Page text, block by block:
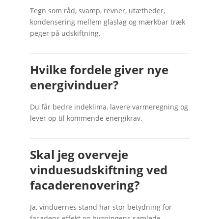
Tegn som råd, svamp, revner, utætheder,
kondensering mellem glaslag og mærkbar træk
peger på udskiftning.
Hvilke fordele giver nye
energivinduer?
Du får bedre indeklima, lavere varmeregning og
lever op til kommende energikrav.
Skal jeg overveje
vinduesudskiftning ved
facaderenovering?
Ja, vinduernes stand har stor betydning for